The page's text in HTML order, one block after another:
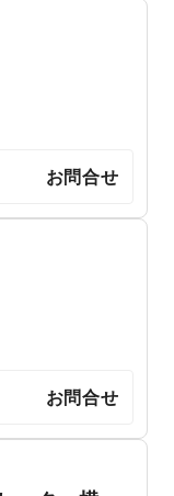
お問合せ
お問合せ